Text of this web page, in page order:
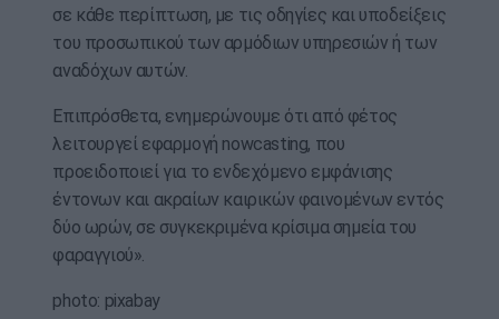
σε κάθε περίπτωση, με τις οδηγίες και υποδείξεις
του προσωπικού των αρμόδιων υπηρεσιών ή των
αναδόχων αυτών.
Επιπρόσθετα, ενημερώνουμε ότι από φέτος
λειτουργεί εφαρμογή nowcasting, που
προειδοποιεί για το ενδεχόμενο εμφάνισης
έντονων και ακραίων καιρικών φαινομένων εντός
δύο ωρών, σε συγκεκριμένα κρίσιμα σημεία του
φαραγγιού».
photo: pixabay